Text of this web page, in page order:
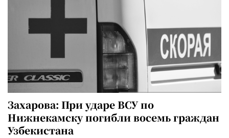
Захарова: При ударе ВСУ по
Нижнекамску погибли восемь граждан
Узбекистана